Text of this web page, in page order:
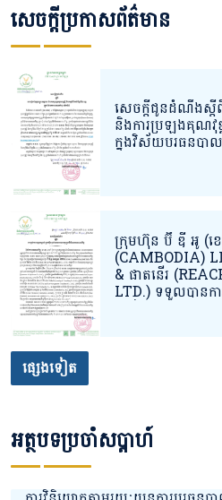
សេចក្តីប្រកាសព័ត៌មាន
សេចក្តីជូនដំណឹងស្តី
និងការប្រឡងគុណវុឌ្
ក្នុងវិស័យបរធនបា
ក្រុមហ៊ុន ប៊ី ឌី អូ (ខ
(CAMBODIA)
& ផាតនើរ
LTD.) ទទួលបានក
និយ័តករបរធនបាល
ផ្សេងទៀត
អត្ថបទប្រចាំសប្តាហ៍